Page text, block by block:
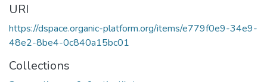
URI
https://dspace.organic-platform.org/items/e779f0e9-34e9-
48e2-8be4-0c840a15bc01
Collections